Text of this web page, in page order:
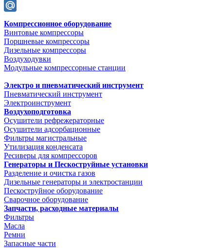
Gmail
Компрессионное оборудование
Винтовые компрессоры
Поршневые компрессоры
Дизельные компрессоры
Воздуходувки
Модульные компрессорные станции
Электро и пневматический инструмент
Пневматический инструмент
Электроинструмент
Воздухоподготовка
Осушители рефрежераторные
Осушители адсорбационные
Фильтры магистральные
Утилизация конденсата
Ресиверы для компрессоров
Генераторы и Пескоструйные установки
Разделение и очистка газов
Дизельные генераторы и электростанции
Пескоструйное оборудование
Сварочное оборудование
Запчасти, расходные материалы
Фильтры
Масла
Ремни
Запасные части